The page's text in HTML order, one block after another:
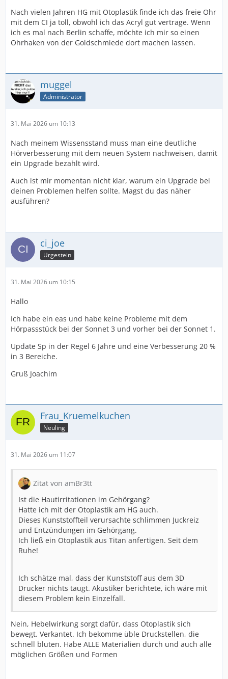
Nach vielen Jahren HG mit Otoplastik finde ich das freie Ohr
mit dem CI ja toll, obwohl ich das Acryl gut vertrage. Wenn
ich es mal nach Berlin schaffe, möchte ich mir so einen
Ohrhaken von der Goldschmiede dort machen lassen.
muggel
Administrator
31. Mai 2026 um 10:13
Nach meinem Wissensstand muss man eine deutliche
Hörverbesserung mit dem neuen System nachweisen, damit
ein Upgrade bezahlt wird.
Auch ist mir momentan nicht klar, warum ein Upgrade bei
deinen Problemen helfen sollte. Magst du das näher
ausführen?
ci_joe
Urgestein
31. Mai 2026 um 10:15
Hallo
Ich habe ein eas und habe keine Probleme mit dem
Hörpassstück bei der Sonnet 3 und vorher bei der Sonnet 1.
Update Sp in der Regel 6 Jahre und eine Verbesserung 20 %
in 3 Bereiche.
Gruß Joachim
Frau_Kruemelkuchen
Neuling
31. Mai 2026 um 11:07
Zitat von amBr3tt
Ist die Hautirritationen im Gehörgang?
Hatte ich mit der Otoplastik am HG auch.
Dieses Kunststoffteil verursachte schlimmen Juckreiz
und Entzündungen im Gehörgang.
Ich ließ ein Otoplastik aus Titan anfertigen. Seit dem
Ruhe!
Ich schätze mal, dass der Kunststoff aus dem 3D
Drucker nichts taugt. Akustiker berichtete, ich wäre mit
diesem Problem kein Einzelfall.
Nein, Hebelwirkung sorgt dafür, dass Otoplastik sich
bewegt. Verkantet. Ich bekomme üble Druckstellen, die
schnell bluten. Habe ALLE Materialien durch und auch alle
möglichen Größen und Formen